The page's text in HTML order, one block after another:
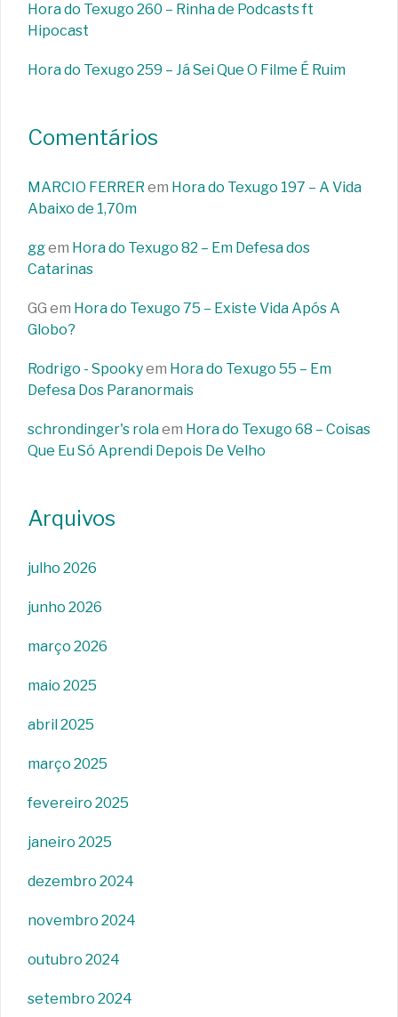
Hora do Texugo 260 – Rinha de Podcasts ft
Hipocast
Hora do Texugo 259 – Já Sei Que O Filme É Ruim
Comentários
MARCIO FERRER em Hora do Texugo 197 – A Vida
Abaixo de 1,70m
ggem Hora do Texugo 82 – Em Defesa dos
Catarinas
GG em Hora do Texugo 75 – Existe Vida Após A
Globo?
Rodrigo - Spookyem Hora do Texugo 55 – Em
Defesa Dos Paranormais
schrondinger's rolaem Hora do Texugo 68 – Coisas
Que Eu Só Aprendi Depois De Velho
Arquivos
julho 2026
junho 2026
março 2026
maio 2025
abril 2025
março 2025
fevereiro 2025
janeiro 2025
dezembro 2024
novembro 2024
outubro 2024
setembro 2024